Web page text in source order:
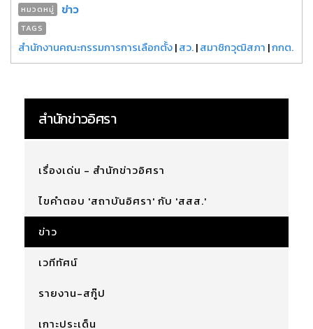
หมวดหมู่ ข่าว
TAGS
สำนักงานคณะกรรมการการเลือกตั้ง|สว.|สมาชิกวุฒิสภา |กกต.
สำนักข่าวอิศรา
เรื่องเด่น - สำนักข่าวอิศรา
ไขคำตอบ 'สถาบันอิศรา' กับ 'สสส.'
ข่าว
เวทีทัศน์
รายงาน-สกู๊ป
เกาะประเด็น